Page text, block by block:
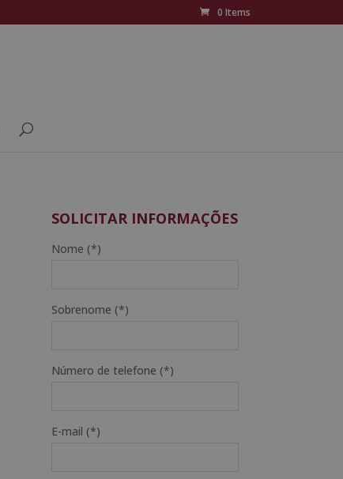
0 Items
SOLICITAR INFORMAÇÕES
Nome (*)
Sobrenome (*)
Número de telefone (*)
E-mail (*)